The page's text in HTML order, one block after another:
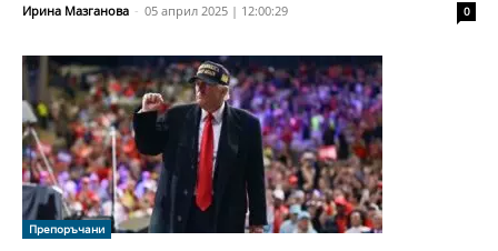
Ирина Мазганова - 05 април 2025 | 12:00:29 0
Препоръчани